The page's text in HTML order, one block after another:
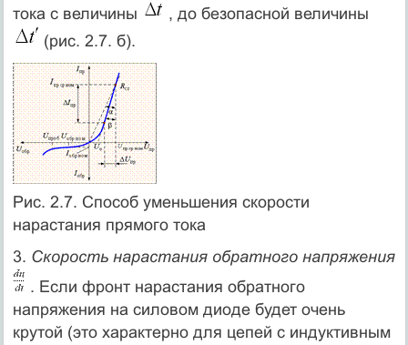
тока с величины
, до безопасной величины
(рис. 2.7. б).
Рис. 2.7. Способ уменьшения скорости
нарастания прямого тока
3. Скорость нарастания обратного напряжения
. Если фронт нарастания обратного
напряжения на силовом диоде будет очень
крутой (это характерно для цепей с индуктивным